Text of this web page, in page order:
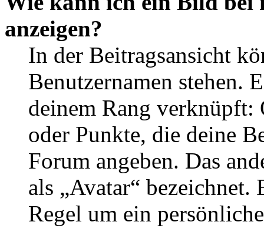
anzeigen?
In der Beitragsansicht
Benutzernamen stehen.
deinem Rang verknüpft:
oder Punkte, die deine
Forum angeben. Das
als „Avatar“
Regel um ein